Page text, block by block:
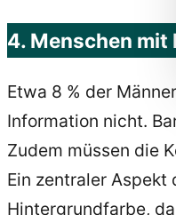
4. Menschen
Etwa 8 % der
Information nicht.
Zudem müssen die
Ein zentraler
Hintergrundfarbe,